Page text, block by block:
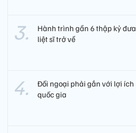
Hành trình gần 6 thập kỷ đưa
liệt sĩ trở về
Đối ngoại phải gắn với lợi ích
quốc gia